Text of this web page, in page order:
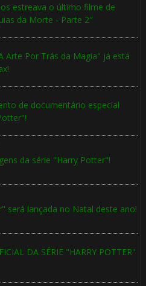
estreava o último filme de
da Morte - Parte 2"
Arte Por Trás da Magia" já está
de documentário especial
da série "Harry Potter"!
será lançada no Natal deste ano!
DA SÉRIE "HARRY POTTER"
⚡